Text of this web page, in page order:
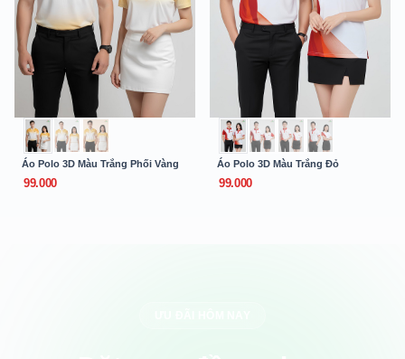
Áo Polo 3D Màu Trắng Phối Vàng
99.000
Áo Polo 3D Màu Trắng Đỏ
99.000